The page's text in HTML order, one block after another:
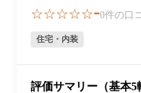
☆☆☆☆☆-0件の口
住宅・内装
評価サマリー（基本5